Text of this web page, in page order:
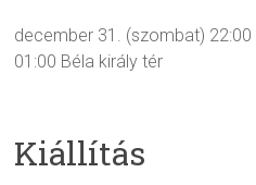
december 31. (szombat) 22:00
01:00 Béla király tér
Kiállítás